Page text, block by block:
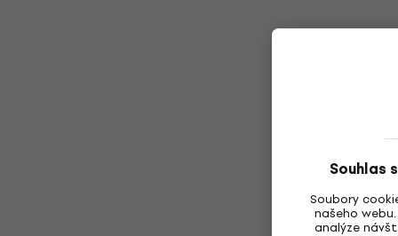
Souhlas
Soubory
našeho
analýze